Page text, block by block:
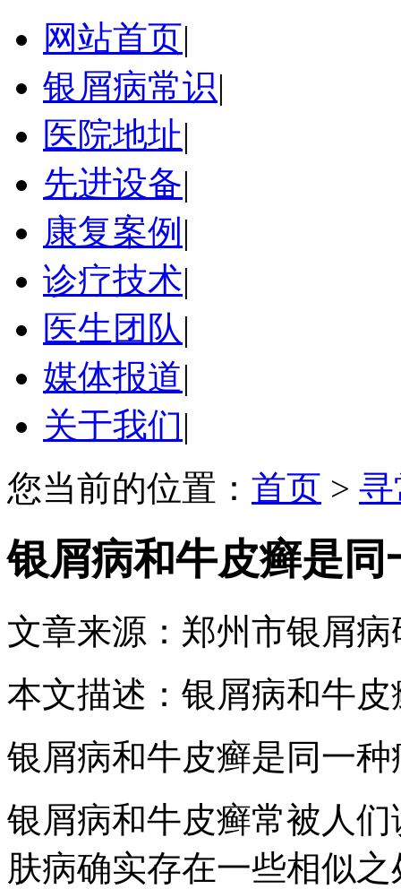
网站首页|
银屑病常识|
医院地址|
先进设备|
康复案例 |
诊疗技术|
医生团队|
媒体报道|
关于我们|
您当前的位置： 首页 >
银屑病和牛皮癣是同
文章来源：郑州市银屑病
本文描述：银屑病和牛
银屑病和牛皮癣是同一种
银屑病和牛皮癣常被人
肤病确实存在一些相似